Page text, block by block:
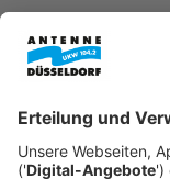
Ist die Lösung
in Ordnung?
Anzeige